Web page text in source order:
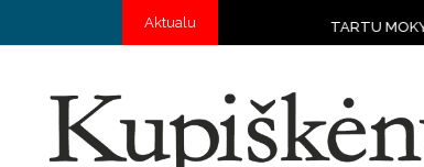
Aktualu
TARTU MOKYKLOSE VAIKAI RUDENĮ